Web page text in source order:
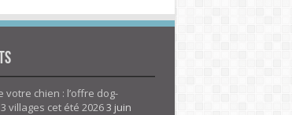
votre chien : l’offre dog-
villages cet été 20263 juin